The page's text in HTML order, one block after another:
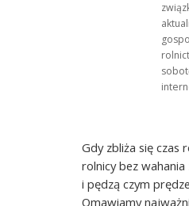
Gdy zbliża się czas
rolnicy bez
i pędzą czym
Omawiamy